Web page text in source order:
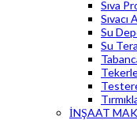
Sıva
Sıvacı
Su
Su
İNŞAAT